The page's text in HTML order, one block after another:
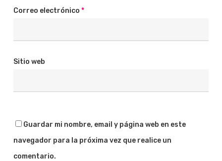
Correo electrónico *
Sitio web
Guardar mi nombre, email y página web en este
navegador para la próxima vez que realice un
comentario.